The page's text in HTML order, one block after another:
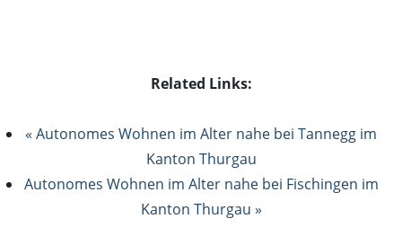
Related Links:
« Autonomes Wohnen im Alter nahe bei Tannegg im
Kanton Thurgau
Autonomes Wohnen im Alter nahe bei Fischingen im
Kanton Thurgau »